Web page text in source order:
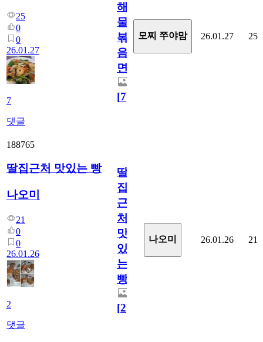
25
0
0
26.01.27
7
댓글
해
물
볶
음
면
[7]
모찌 쭈야맘 26.01.27 25
188765
딸집근처 맛있는 빵
나오미
21
0
0
26.01.26
2
댓글
딸
집
근
처
맛
있
는
빵
[2]
나오미 26.01.26 21